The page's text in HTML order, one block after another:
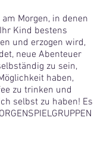
Morgen, in denen
Kind bestens
und erzogen wird,
neue Abenteuer
zu sein,
haben,
zu trinken und
selbst zu haben! Es